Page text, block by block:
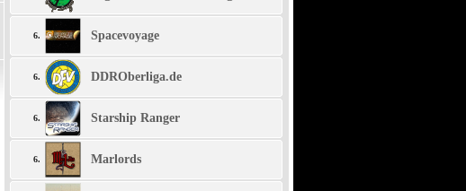
6. Spacevoyage
6. DDROberliga.de
6. Starship Ranger
6. Marlords